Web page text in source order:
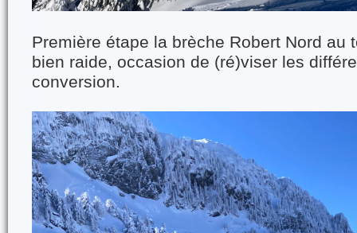
Première étape la brèche Robert Nord au
bien raide, occasion de (ré)viser les
conversion.